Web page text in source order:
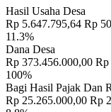
PELATIHAN
DESA 16 Agustus 2023
LAPORAN
ANGGARAN 2021
PENCAIRAN BLT
ANGGARAN 2022
Hasil Usaha Desa
Rp 5.647.795,64 Rp
11.3%
Dana Desa
Rp 373.456.000,00 Rp
100%
Bagi Hasil Pajak Dan
Rp 25.265.000,00 Rp